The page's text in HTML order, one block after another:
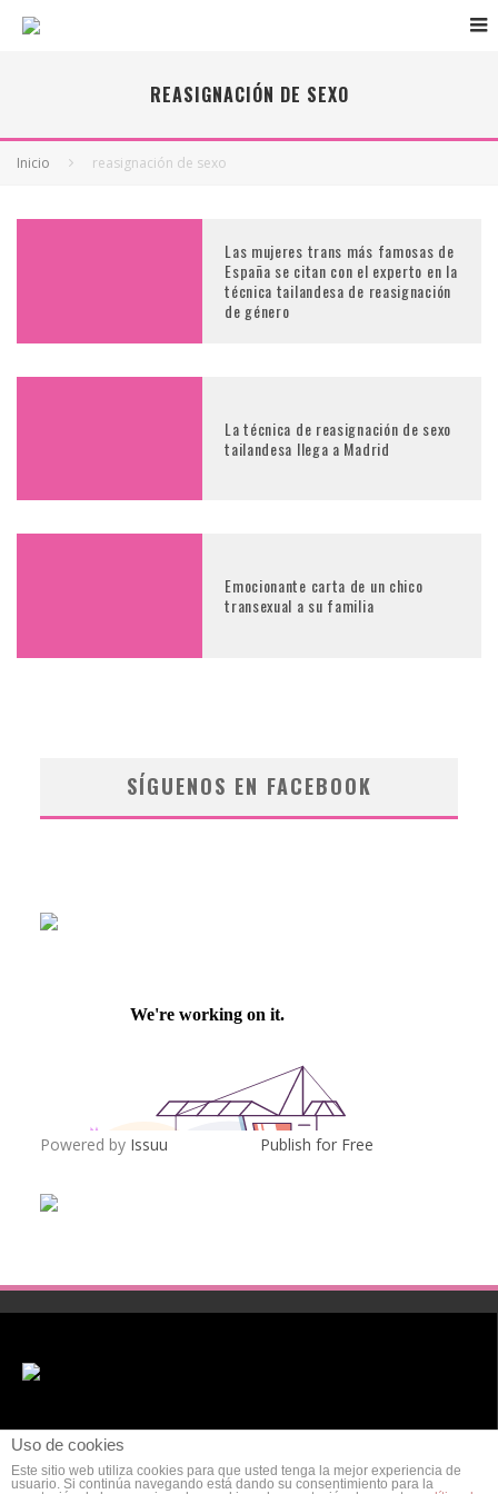
REASIGNACIÓN DE SEXO
Inicio reasignación de sexo
Las mujeres trans más famosas de
España se citan con el experto en la
técnica tailandesa de reasignación
de género
La técnica de reasignación de sexo
tailandesa llega a Madrid
Emocionante carta de un chico
transexual a su familia
SÍGUENOS EN FACEBOOK
Powered by Issuu Publish for Free
Uso de cookies
Este sitio web utiliza cookies para que usted tenga la mejor experiencia de
usuario. Si continúa navegando está dando su consentimiento para la